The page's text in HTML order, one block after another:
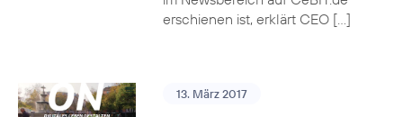
erschienen ist, erklärt CEO […]
13. März 2017